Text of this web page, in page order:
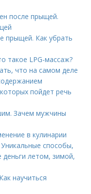
после прыщей.
прыщей. Как убрать
такое LPG-массаж?
что на самом деле
пойдет речь
Зачем мужчины
в кулинарии
способы,
деньги летом, зимой,
научиться